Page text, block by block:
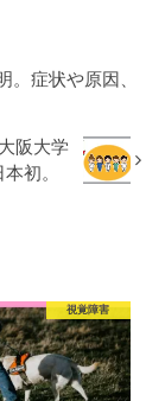
。症状や原因、
阪大学
本初。
視覚障害